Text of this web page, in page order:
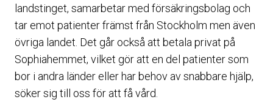
landstinget, samarbetar med försäkringsbolag och
tar emot patienter främst från Stockholm men även
övriga landet. Det går också att betala privat på
Sophiahemmet, vilket gör att en del patienter som
bor i andra länder eller har behov av snabbare hjälp,
söker sig till oss för att få vård.